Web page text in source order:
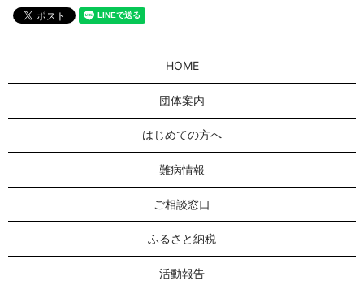
HOME
団体案内
はじめての方へ
難病情報
ご相談窓口
ふるさと納税
活動報告